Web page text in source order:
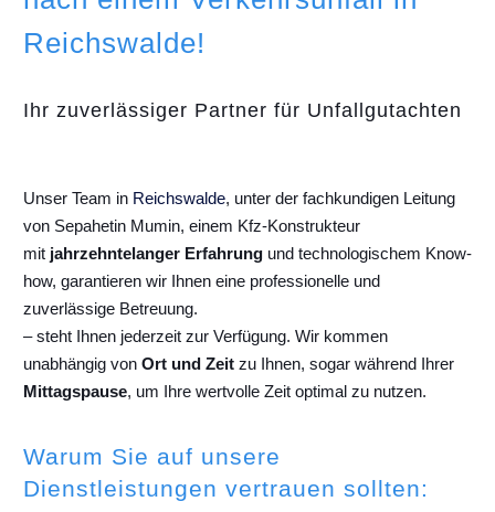
Reichswalde!
Ihr zuverlässiger Partner für Unfallgutachten
Unser Team in Reichswalde, unter der fachkundigen Leitung
von Sepahetin Mumin, einem Kfz-Konstrukteur
mit jahrzehntelanger Erfahrung und technologischem Know-
how, garantieren wir Ihnen eine professionelle und
zuverlässige Betreuung.
– steht Ihnen jederzeit zur Verfügung. Wir kommen
unabhängig von Ort und Zeit zu Ihnen, sogar während Ihrer
Mittagspause, um Ihre wertvolle Zeit optimal zu nutzen.
Warum Sie auf unsere
Dienstleistungen vertrauen sollten: